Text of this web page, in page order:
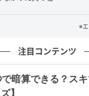
※
注目コンテンツ
暗算できる？ス
】